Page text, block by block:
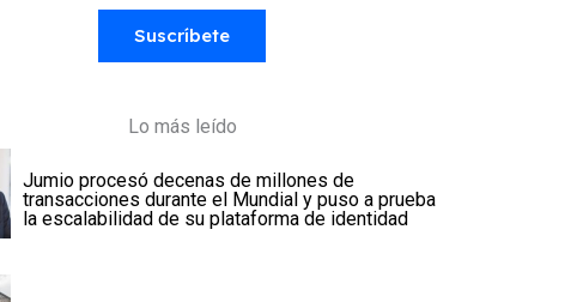
Suscríbete
Lo más leído
Jumio procesó decenas de millones de
transacciones durante el Mundial y puso a prueba
la escalabilidad de su plataforma de identidad